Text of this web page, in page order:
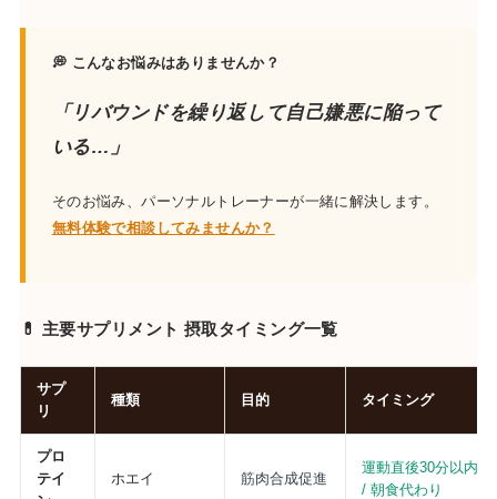
💭 こんなお悩みはありませんか？
「リバウンドを繰り返して自己嫌悪に陥って
いる…」
そのお悩み、パーソナルトレーナーが一緒に解決します。
無料体験で相談してみませんか？
💊 主要サプリメント 摂取タイミング一覧
サプ
リ
種類 目的 タイミング
プロ
テイ
ホエイ 筋肉合成促進
運動直後30分以内
/ 朝食代わり